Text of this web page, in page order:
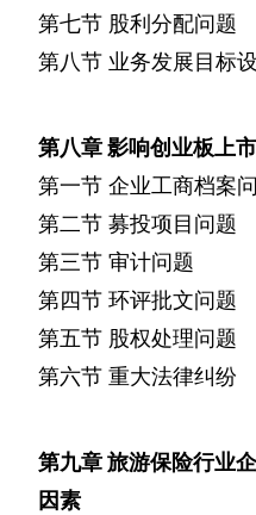
第七节 股利分配问题
第八节 业务发展目标
第八章影响创业板上
第一节 企业工商档案
第二节 募投项目问题
第三节 审计问题
第四节 环评批文问题
第五节 股权处理问题
第六节 重大法律纠纷
第九章旅游保险行业
因素